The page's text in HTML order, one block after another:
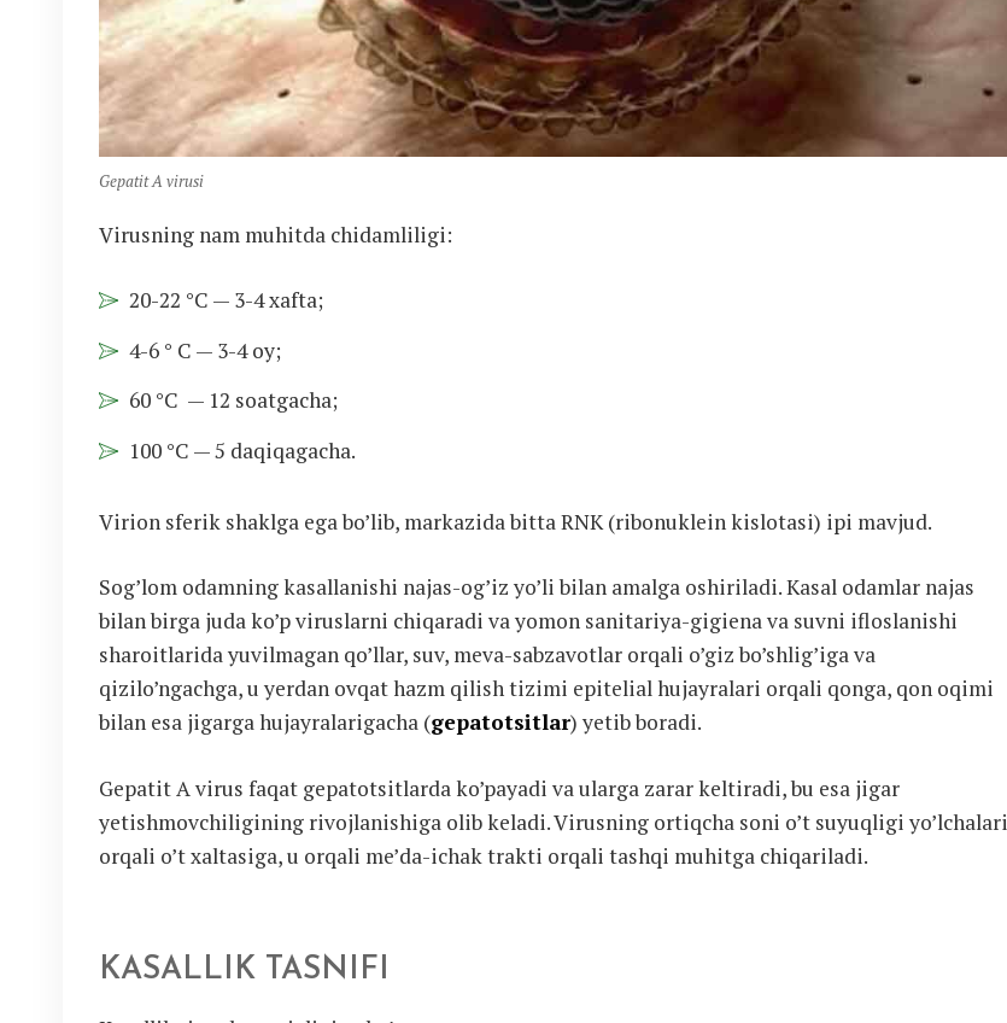
Gepatit A virusi
Virusning nam muhitda chidamliligi:
20-22 °C — 3-4 xafta;
4-6 ° C — 3-4 oy;
60 °C — 12 soatgacha;
100 °C — 5 daqiqagacha.
Virion sferik shaklga ega bo’lib, markazida bitta RNK (ribonuklein kislotasi) ipi mavjud.
Sog’lom odamning kasallanishi najas-og’iz yo’li bilan amalga oshiriladi. Kasal odamlar najas
bilan birga juda ko’p viruslarni chiqaradi va yomon sanitariya-gigiena va suvni ifloslanishi
sharoitlarida yuvilmagan qo’llar, suv, meva-sabzavotlar orqali o’giz bo’shlig’iga va
qizilo’ngachga, u yerdan ovqat hazm qilish tizimi epitelial hujayralari orqali qonga, qon oqimi
bilan esa jigarga hujayralarigacha (gepatotsitlar) yetib boradi.
Gepatit A virus faqat gepatotsitlarda ko’payadi va ularga zarar keltiradi, bu esa jigar
yetishmovchiligining rivojlanishiga olib keladi. Virusning ortiqcha soni o’t suyuqligi yo’lchalari
orqali o’t xaltasiga, u orqali me’da-ichak trakti orqali tashqi muhitga chiqariladi.
KASALLIK TASNIFI